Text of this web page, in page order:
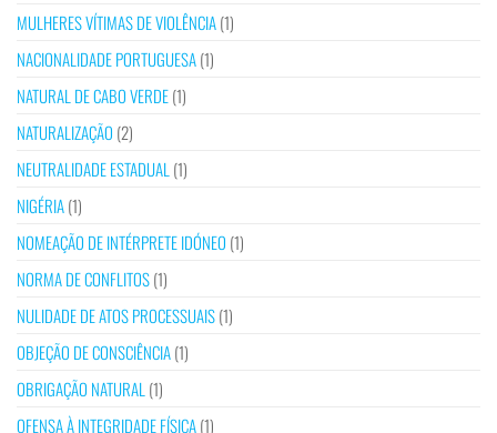
MULHERES VÍTIMAS DE VIOLÊNCIA(1)
NACIONALIDADE PORTUGUESA(1)
NATURAL DE CABO VERDE(1)
NATURALIZAÇÃO (2)
NEUTRALIDADE ESTADUAL (1)
NIGÉRIA(1)
NOMEAÇÃO DE INTÉRPRETE IDÓNEO (1)
NORMA DE CONFLITOS(1)
NULIDADE DE ATOS PROCESSUAIS(1)
OBJEÇÃO DE CONSCIÊNCIA(1)
OBRIGAÇÃO NATURAL (1)
OFENSA À INTEGRIDADE FÍSICA(1)